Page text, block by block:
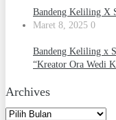
Bandeng Keliling X
Maret 8, 2025 0
Bandeng Keliling x
“Kreator Ora Wedi
Archives
Archives